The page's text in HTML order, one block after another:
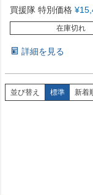
買援隊 特別価格 ¥
在庫切れ
詳細を見る
並び替え 標準 新着